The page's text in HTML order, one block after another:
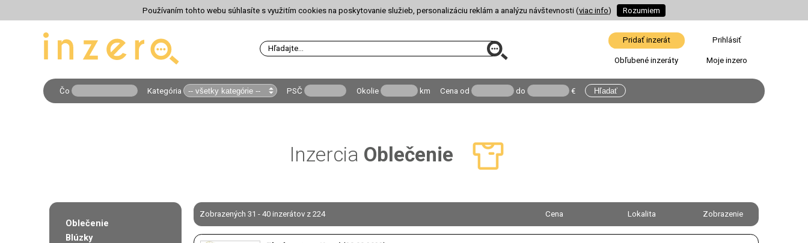
Používaním tohto webu súhlasíte s využitím cookies na poskytovanie služieb, personalizáciu reklám a analýzu návštevnosti (viac info) Rozumiem
Pridať inzerát Prihlásiť
Obľubené inzeráty Moje inzero
Čo Kategória PSČ Okolie km Cena od do €
Inzercia Oblečenie
Zobrazených 31 - 40 inzerátov z 224 Cena Lokalita Zobrazenie
Oblečenie
Blúzky